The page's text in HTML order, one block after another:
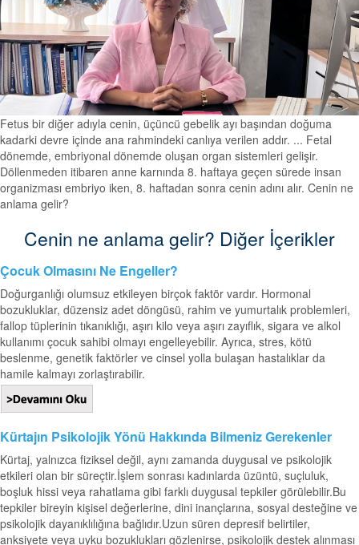
Fetus bir diğer adıyla cenin, üçüncü gebelik ayı başından doğuma
kadarki devre içinde ana rahmindeki canlıya verilen addır. ... Fetal
dönemde, embriyonal dönemde oluşan organ sistemleri gelişir.
Döllenmeden itibaren anne karnında 8. haftaya geçen sürede insan
organizması embriyo iken, 8. haftadan sonra cenin adını alır. Cenin ne
anlama gelir?
Cenin ne anlama gelir? Diğer İçerikler
Çocuk Olmasını Ne Engeller?
Doğurganlığı olumsuz etkileyen birçok faktör vardır. Hormonal
bozukluklar, düzensiz adet döngüsü, rahim ve yumurtalık problemleri,
fallop tüplerinin tıkanıklığı, aşırı kilo veya aşırı zayıflık, sigara ve alkol
kullanımı çocuk sahibi olmayı engelleyebilir. Ayrıca, stres, kötü
beslenme, genetik faktörler ve cinsel yolla bulaşan hastalıklar da
hamile kalmayı zorlaştırabilir.
Kürtajın Psikolojik Yönü Hakkında Bilmeniz Gerekenler
Kürtaj, yalnızca fiziksel değil, aynı zamanda duygusal ve psikolojik
etkileri olan bir süreçtir.İşlem sonrası kadınlarda üzüntü, suçluluk,
boşluk hissi veya rahatlama gibi farklı duygusal tepkiler görülebilir.Bu
tepkiler bireyin kişisel değerlerine, dini inançlarına, sosyal desteğine ve
psikolojik dayanıklılığına bağlıdır.Uzun süren depresif belirtiler,
anksiyete veya uyku bozuklukları gözlenirse, psikolojik destek alınması